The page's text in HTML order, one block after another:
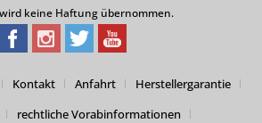
keine Haftung übernommen.
Kontakt Anfahrt
Herstellergarantie
rechtliche Vorabinformationen